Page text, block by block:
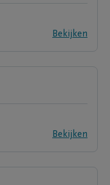
Bekijken
Bekijken